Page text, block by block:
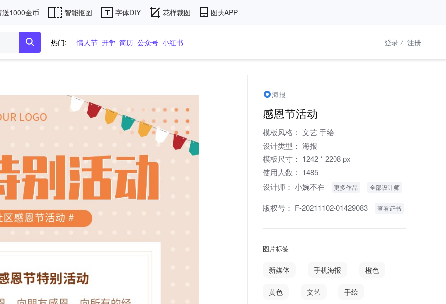
送1000金币 智能抠图 字体DIY 花样裁图 图夫APP
热门: 情人节 开学 简历 公众号 小红书 登录 / 注册
海报
感恩节活动
模板风格： 文艺手绘
设计类型： 海报
模板尺寸： 1242 * 2208 px
使用人数： 1485
设计师： 小婉不在 更多作品 全部设计师
版权号： F-20211102-01429083 查看证书
图片标签
新媒体 手机海报 橙色
黄色 文艺 手绘